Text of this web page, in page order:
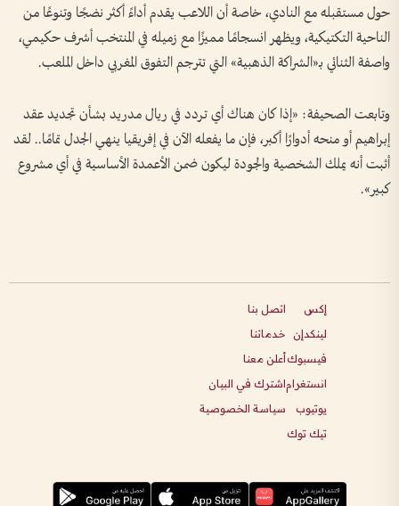
حول مستقبله مع النادي، خاصة أن اللاعب يقدم أداءً أكثر نضجًا وتنوعًا من
الناحية التكتيكية، ويظهر انسجامًا مميزًا مع زميله في المنتخب أشرف حكيمي،
واصفة الثنائي بـ«الشراكة الذهبية» التي تترجم التفوق المغربي داخل الملعب.
وتابعت الصحيفة: «إذا كان هناك أي تردد في ريال مدريد بشأن تجديد عقد
إبراهيم أو منحه أدوارًا أكبر، فإن ما يفعله الآن في إفريقيا ينهي الجدل تمامًا.. لقد
أثبت أنه يملك الشخصية والجودة ليكون ضمن الأعمدة الأساسية في أي مشروع
كبير».
إكس
لينكدإن
فيسبوك
انستغرام
يوتيوب
تيك توك
اتصل بنا
خدماتنا
أعلن معنا
اشترك في البيان
سياسة الخصوصية